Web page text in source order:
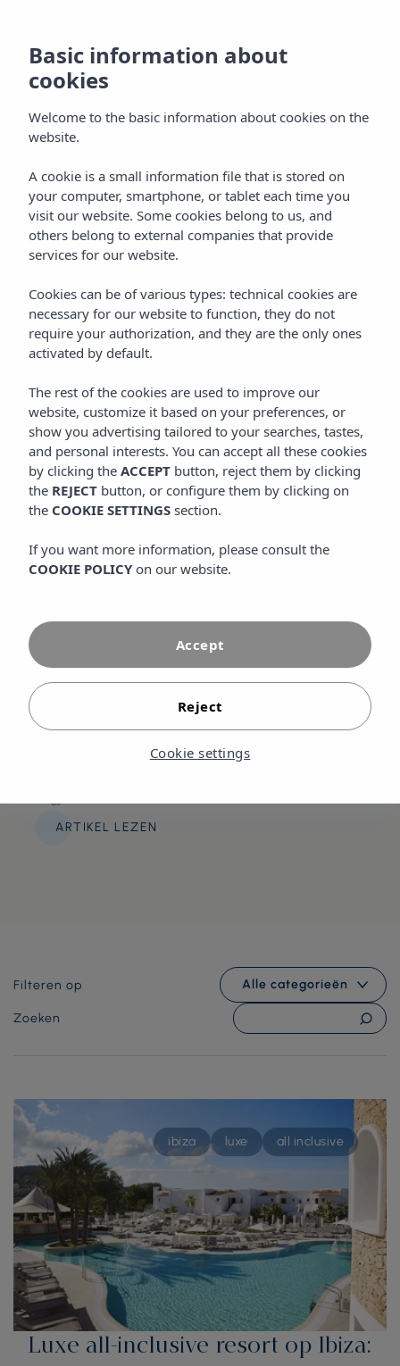
Home Blog
The InsoTel Journal: voorbij het
verblijf
De Insotel Hotel Group Blog biedt ideeën, tips en
Gezinsvakantie op
Formentera: complete gids
2026
Ontdek de gezinsvakantie op Formentera: stranden,
activiteiten met kinderen en waar te verblijven.
ARTIKEL LEZEN
Filteren op Alle categorieën
Zoeken
ibiza luxe all inclusive
Luxe all-inclusive resort op Ibiza:
Basic information about
cookies
Welcome to the basic information about cookies on the
website.
A cookie is a small information file that is stored on
your computer, smartphone, or tablet each time you
visit our website. Some cookies belong to us, and
others belong to external companies that provide
services for our website.
Cookies can be of various types: technical cookies are
necessary for our website to function, they do not
require your authorization, and they are the only ones
activated by default.
The rest of the cookies are used to improve our
website, customize it based on your preferences, or
show you advertising tailored to your searches, tastes,
and personal interests. You can accept all these cookies
by clicking the ACCEPT button, reject them by clicking
the REJECT button, or configure them by clicking on
the COOKIE SETTINGS section.
If you want more information, please consult the
COOKIE POLICY on our website.
Cookie settings
Reject
Accept